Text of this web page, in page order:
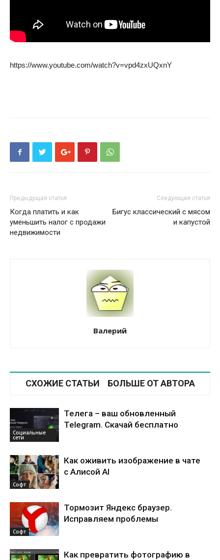
https://www.youtube.com/watch?v=vpd4zxUQxnY
Предыдущая статья
Когда платить и как
уменьшить налог с продажи
недвижимости
Следующая статья
Бигус классический с мясом
и капустой
Валерий
СХОЖИЕ СТАТЬИ БОЛЬШЕ ОТ АВТОРА
Социальные
сети
Телега – ваш обновленный
Telegram. Скачай бесплатно
Софт
Как оживить изображение в чате
с Алисой AI
Софт
Тормозит Яндекс браузер.
Исправляем проблемы
Как превратить фотографию в